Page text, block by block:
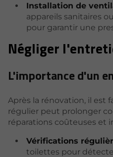
Installation de
appareils sanitaires
pour garantir une
Négliger
L'importance d'un
Après la rénovation, il est
régulier peut prolonger
réparations coûteuses et
Vérifications
toilettes pour